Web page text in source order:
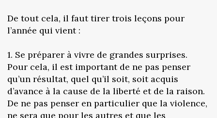
De tout cela, il faut tirer trois leçons pour
l’année qui vient :
1. Se préparer à vivre de grandes surprises.
Pour cela, il est important de ne pas penser
qu’un résultat, quel qu’il soit, soit acquis
d’avance à la cause de la liberté et de la raison.
De ne pas penser en particulier que la violence,
ne sera que pour les autres et que les